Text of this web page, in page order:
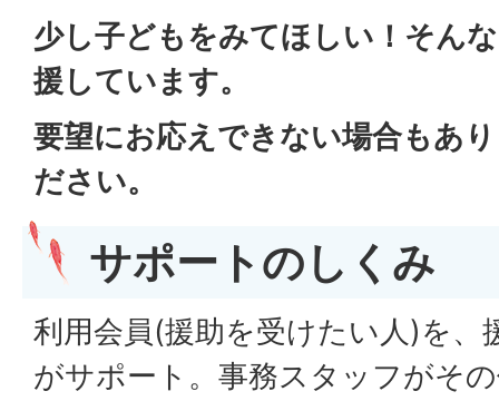
少し子どもをみてほしい！そん
援しています。
要望にお応えできない場合もあ
ださい。
サポートのしくみ
利用会員(援助を受けたい人)を、
がサポート。事務スタッフがそ